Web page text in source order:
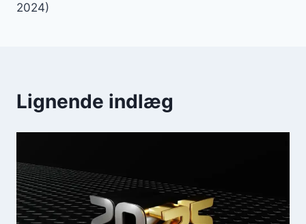
2024)
Lignende indlæg